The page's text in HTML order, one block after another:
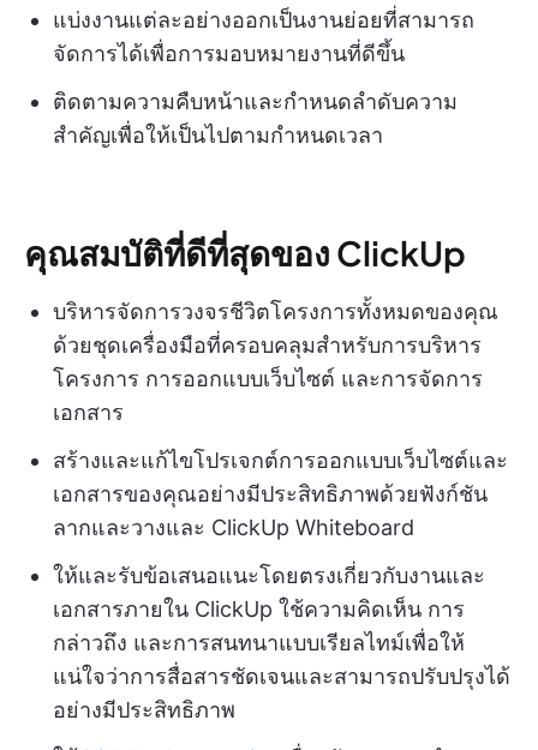
แบ่งงานแต่ละอย่างออกเป็นงานย่อยที่สามารถ
จัดการได้เพื่อการมอบหมายงานที่ดีขึ้น
ติดตามความคืบหน้าและกำหนดลำดับความ
สำคัญเพื่อให้เป็นไปตามกำหนดเวลา
คุณสมบัติที่ดีที่สุดของ ClickUp
บริหารจัดการวงจรชีวิตโครงการทั้งหมดของคุณ
ด้วยชุดเครื่องมือที่ครอบคลุมสำหรับการบริหาร
โครงการ การออกแบบเว็บไซต์ และการจัดการ
เอกสาร
สร้างและแก้ไขโปรเจกต์การออกแบบเว็บไซต์และ
เอกสารของคุณอย่างมีประสิทธิภาพด้วยฟังก์ชัน
ลากและวางและ ClickUp Whiteboard
ให้และรับข้อเสนอแนะโดยตรงเกี่ยวกับงานและ
เอกสารภายใน ClickUp ใช้ความคิดเห็น การ
กล่าวถึง และการสนทนาแบบเรียลไทม์เพื่อให้
แน่ใจว่าการสื่อสารชัดเจนและสามารถปรับปรุงได้
อย่างมีประสิทธิภาพ